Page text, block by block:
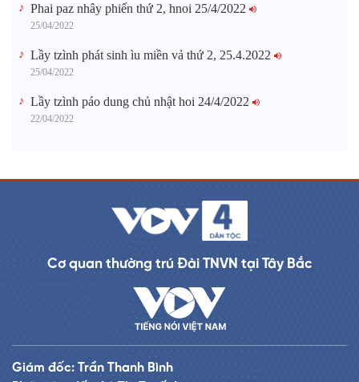
Phai paz nhây phiến thứ 2, hnoi 25/4/2022
25/04/2022
Lầy tzình phát sinh ìu miền vả thứ 2, 25.4.2022
25/04/2022
Lầy tzình páo dung chủ nhật hoi 24/4/2022
22/04/2022
Cơ quan thường trú Đài TNVN tại Tây Bắc
Giám đốc: Trần Thanh Bình